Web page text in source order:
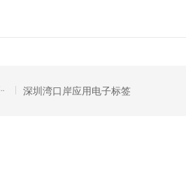
深圳湾口岸应用电子标签